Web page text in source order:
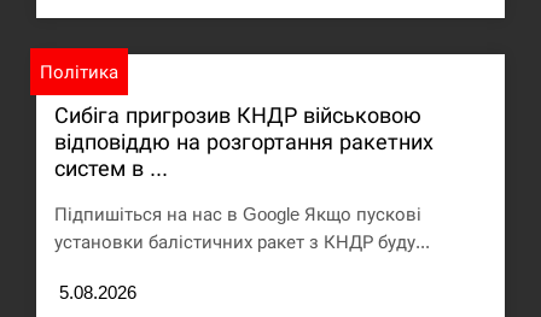
Політика
Сибіга пригрозив КНДР військовою
відповіддю на розгортання ракетних
систем в ...
Підпишіться на нас в Google Якщо пускові
установки балістичних ракет з КНДР буду...
5.08.2026